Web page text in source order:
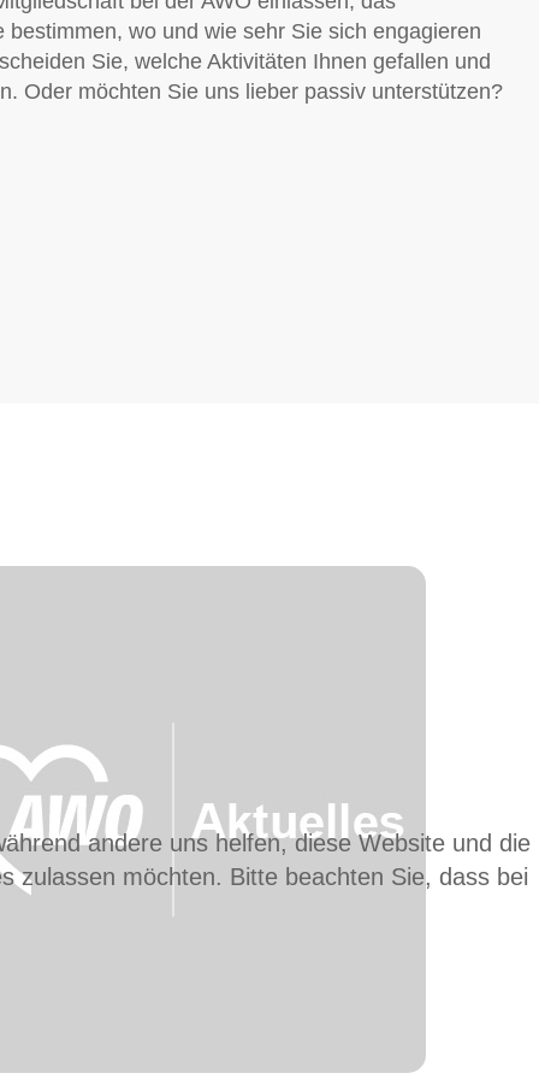
bestimmen, wo und wie sehr Sie sich engagieren
Sie, welche Aktivitäten Ihnen gefallen und
Oder möchten Sie uns lieber passiv unterstützen?
andere uns helfen, diese Website und die
zulassen möchten. Bitte beachten Sie, dass bei